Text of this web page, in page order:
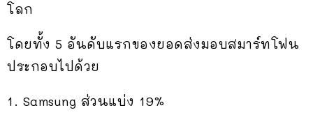
โลก
โดยทั้ง 5 อันดับแรกของยอดส่งมอบสมาร์ทโฟน
ประกอบไปด้วย
1. Samsung ส่วนแบ่ง 19%